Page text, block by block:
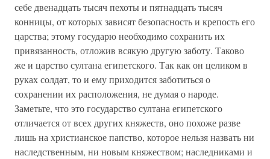
себе двенадцать тысяч пехоты и пятнадцать тысяч
конницы, от которых зависят безопасность и крепость его
царства; этому государю необходимо сохранить их
привязанность, отложив всякую другую заботу. Таково
же и царство султана египетского. Так как он целиком в
руках солдат, то и ему приходится заботиться о
сохранении их расположения, не думая о народе.
Заметьте, что это государство султана египетского
отличается от всех других княжеств, оно похоже разве
лишь на христианское папство, которое нельзя назвать ни
наследственным, ни новым княжеством; наследниками и